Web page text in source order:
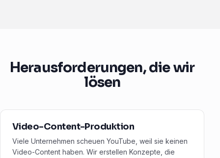
Herausforderungen, die wir
lösen
Video-Content-Produktion
Viele Unternehmen scheuen YouTube, weil sie keinen
Video-Content haben. Wir erstellen Konzepte, die